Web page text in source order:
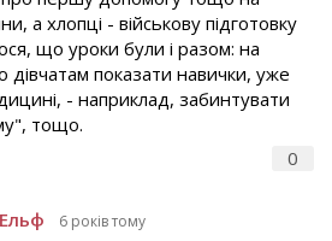
0
а хлопці - військову підготовку
що уроки були і разом: на
показати навички, уже
- наприклад, забинтувати
тощо.
6 років тому